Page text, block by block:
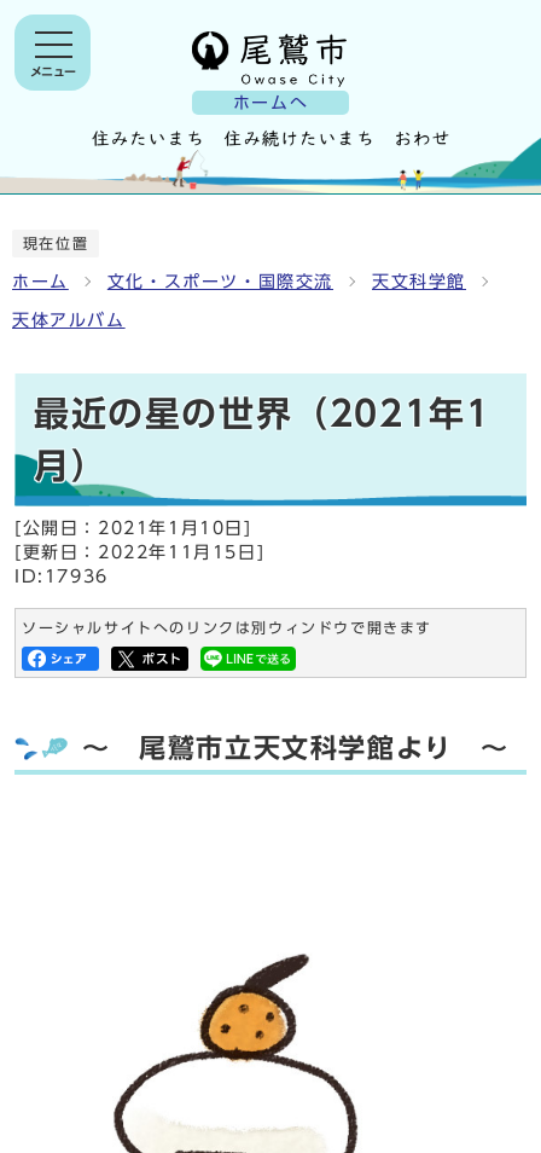
ホームへ
メニュー
現在位置
ホーム 文化・スポーツ・国際交流 天文科学館
天体アルバム
最近の星の世界（2021年1
月）
[公開日： 2021年1月10日
[更新日： 2022年11月15日
ID:17936
ソーシャルサイトへのリンクは別ウィンドウで開きます
～ 尾鷲市立天文科学館より ～